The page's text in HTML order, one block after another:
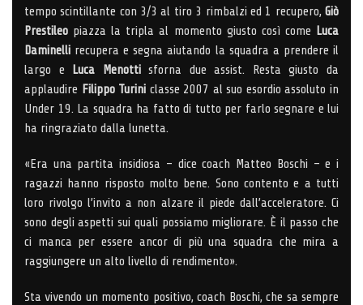
tempo scintillante con 3/3 al tiro 3 rimbalzi ed 1 recupero, Giò
Prestileo piazza la tripla al momento giusto così come Luca
Daminelli recupera e segna aiutando la squadra a prendere il
largo e
Luca Menottisforna due assist. Resta giusto da
applaudire Filippo Turini classe 2007 al suo esordio assoluto in
Under 19. La squadra ha fatto di tutto per farlo segnare e lui
ha ringraziato dalla lunetta.
«Era una partita insidiosa – dice coach Matteo Boschi – e i
ragazzi hanno risposto molto bene. Sono contento e a tutti
loro rivolgo l’invito a non alzare il piede dall’acceleratore. Ci
sono degli aspetti sui quali possiamo migliorare. È il passo che
ci manca per essere ancor di più una squadra che mira a
raggiungere un alto livello di rendimento».
Sta vivendo un momento positivo, coach Boschi, che sa sempre